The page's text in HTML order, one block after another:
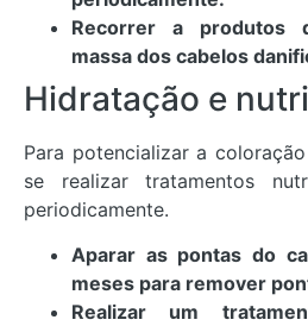
Recorrer a produtos
massa dos cabelos
Hidratação e
Para potencializar a
se realizar tratamentos
periodicamente.
Aparar as pontas do
meses para remover
Realizar um